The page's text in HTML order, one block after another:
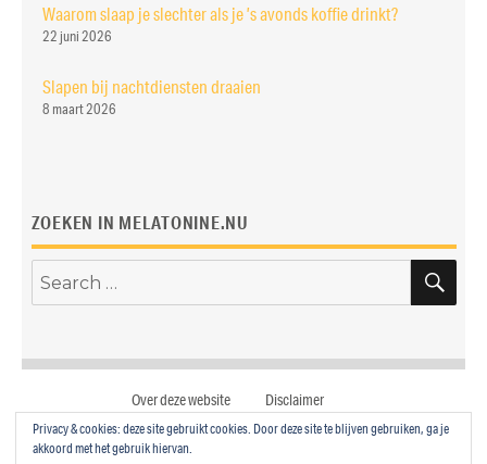
Waarom slaap je slechter als je ’s avonds koffie drinkt?
22 juni 2026
Slapen bij nachtdiensten draaien
8 maart 2026
ZOEKEN IN MELATONINE.NU
Search
for:
Over deze website Disclaimer
Privacy & cookies: deze site gebruikt cookies. Door deze site te blijven gebruiken, ga je
akkoord met het gebruik hiervan.